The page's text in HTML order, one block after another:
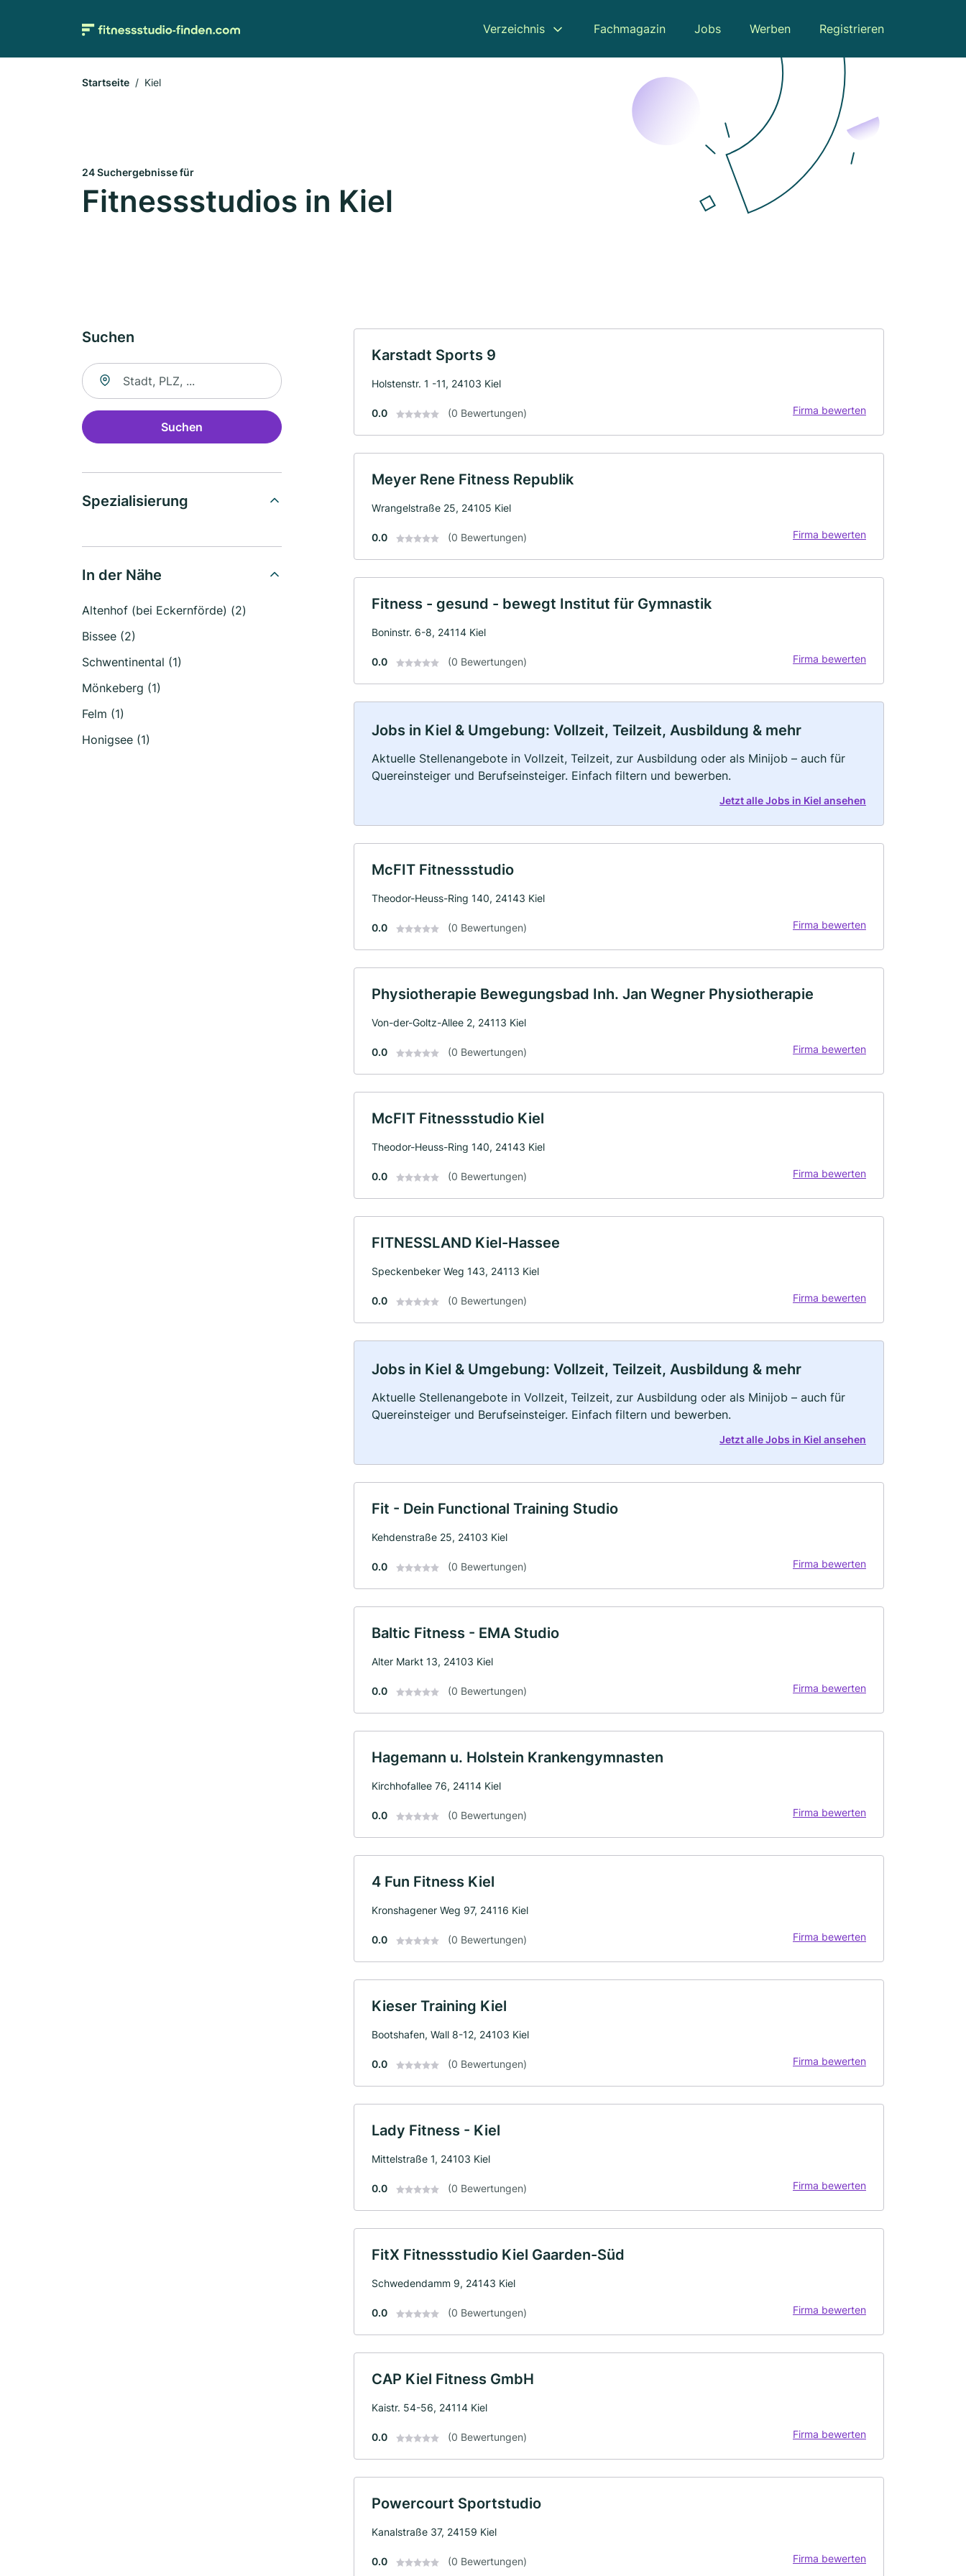
Verzeichnis Fachmagazin Jobs Werben Registrieren
Startseite Kiel
24 Suchergebnisse für
Fitnessstudios in Kiel
Suchen
Suche nach Ort
Suchen
Spezialisierung
In der Nähe
Altenhof (bei Eckernförde) (2)
Bissee (2)
Schwentinental (1)
Mönkeberg (1)
Felm (1)
Honigsee (1)
Karstadt Sports 9
Holstenstr. 1 -11, 24103 Kiel
0.0 (0 Bewertungen) Firma bewerten
Meyer Rene Fitness Republik
Wrangelstraße 25, 24105 Kiel
0.0 (0 Bewertungen) Firma bewerten
Fitness - gesund - bewegt Institut für Gymnastik
Boninstr. 6-8, 24114 Kiel
0.0 (0 Bewertungen) Firma bewerten
Jobs in Kiel & Umgebung: Vollzeit, Teilzeit, Ausbildung & mehr
Aktuelle Stellenangebote in Vollzeit, Teilzeit, zur Ausbildung oder als Minijob – auch für
Quereinsteiger und Berufseinsteiger. Einfach filtern und bewerben.
Jetzt alle Jobs in Kiel ansehen
McFIT Fitnessstudio
Theodor-Heuss-Ring 140, 24143 Kiel
0.0 (0 Bewertungen) Firma bewerten
Physiotherapie Bewegungsbad Inh. Jan Wegner Physiotherapie
Von-der-Goltz-Allee 2, 24113 Kiel
0.0 (0 Bewertungen) Firma bewerten
McFIT Fitnessstudio Kiel
Theodor-Heuss-Ring 140, 24143 Kiel
0.0 (0 Bewertungen) Firma bewerten
FITNESSLAND Kiel-Hassee
Speckenbeker Weg 143, 24113 Kiel
0.0 (0 Bewertungen) Firma bewerten
Jobs in Kiel & Umgebung: Vollzeit, Teilzeit, Ausbildung & mehr
Aktuelle Stellenangebote in Vollzeit, Teilzeit, zur Ausbildung oder als Minijob – auch für
Quereinsteiger und Berufseinsteiger. Einfach filtern und bewerben.
Jetzt alle Jobs in Kiel ansehen
Fit - Dein Functional Training Studio
Kehdenstraße 25, 24103 Kiel
0.0 (0 Bewertungen) Firma bewerten
Baltic Fitness - EMA Studio
Alter Markt 13, 24103 Kiel
0.0 (0 Bewertungen) Firma bewerten
Hagemann u. Holstein Krankengymnasten
Kirchhofallee 76, 24114 Kiel
0.0 (0 Bewertungen) Firma bewerten
4 Fun Fitness Kiel
Kronshagener Weg 97, 24116 Kiel
0.0 (0 Bewertungen) Firma bewerten
Kieser Training Kiel
Bootshafen, Wall 8-12, 24103 Kiel
0.0 (0 Bewertungen) Firma bewerten
Lady Fitness - Kiel
Mittelstraße 1, 24103 Kiel
0.0 (0 Bewertungen) Firma bewerten
FitX Fitnessstudio Kiel Gaarden-Süd
Schwedendamm 9, 24143 Kiel
0.0 (0 Bewertungen) Firma bewerten
CAP Kiel Fitness GmbH
Kaistr. 54-56, 24114 Kiel
0.0 (0 Bewertungen) Firma bewerten
Powercourt Sportstudio
Kanalstraße 37, 24159 Kiel
0.0 (0 Bewertungen) Firma bewerten